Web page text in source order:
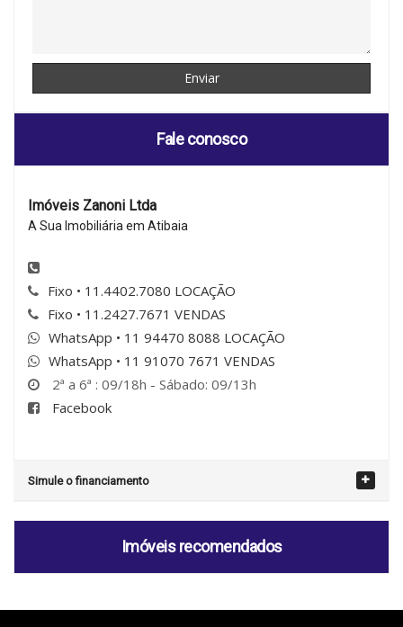
Fale conosco
Imóveis Zanoni Ltda
A Sua Imobiliária em Atibaia
Fixo • 11.4402.7080 LOCAÇÃO
Fixo • 11.2427.7671 VENDAS
WhatsApp • 11 94470 8088 LOCAÇÃO
WhatsApp • 11 91070 7671 VENDAS
2ª a 6ª : 09/18h - Sábado: 09/13h
Facebook
Simule o financiamento
Imóveis recomendados